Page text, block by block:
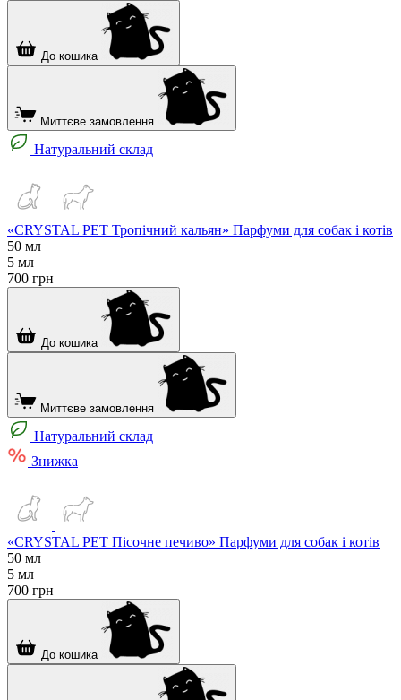
До кошика
Миттєве замовлення
Натуральний склад
«CRYSTAL PET Тропічний кальян» Парфуми для собак і котів
50 мл
5 мл
700 грн
До кошика
Миттєве замовлення
Натуральний склад
Знижка
«CRYSTAL PET Пісочне печиво» Парфуми для собак і котів
50 мл
5 мл
700 грн
До кошика